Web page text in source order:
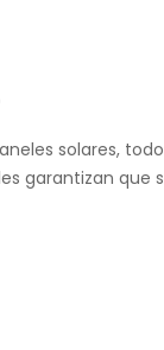
solares,
garantizan que